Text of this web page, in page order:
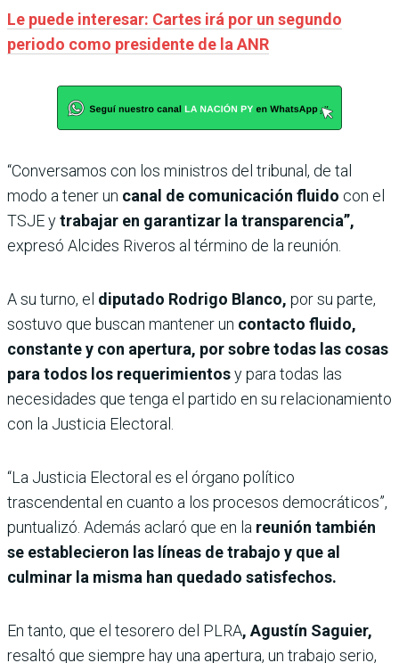
Le puede interesar: Cartes irá por un segundo
periodo como presidente de la ANR
“Conversamos con los ministros del tribunal, de tal
modo a tener un canal de comunicación fluido con el
TSJE ytrabajar en garantizar la transparencia”,
expresó Alcides Riveros al término de la reunión.
A su turno, el diputado Rodrigo Blanco, por su parte,
sostuvo que buscan mantener un contacto fluido,
constante y con apertura, por sobre todas las cosas
para todos los requerimientosy para todas las
necesidades que tenga el partido en su relacionamiento
con la Justicia Electoral.
“La Justicia Electoral es el órgano político
trascendental en cuanto a los procesos democráticos”,
puntualizó. Además aclaró que en la reunión también
se establecieron las líneas de trabajo y que al
culminar la misma han quedado satisfechos.
En tanto, que el tesorero del PLRA, Agustín Saguier,
resaltó que siempre hay una apertura, un trabajo serio,